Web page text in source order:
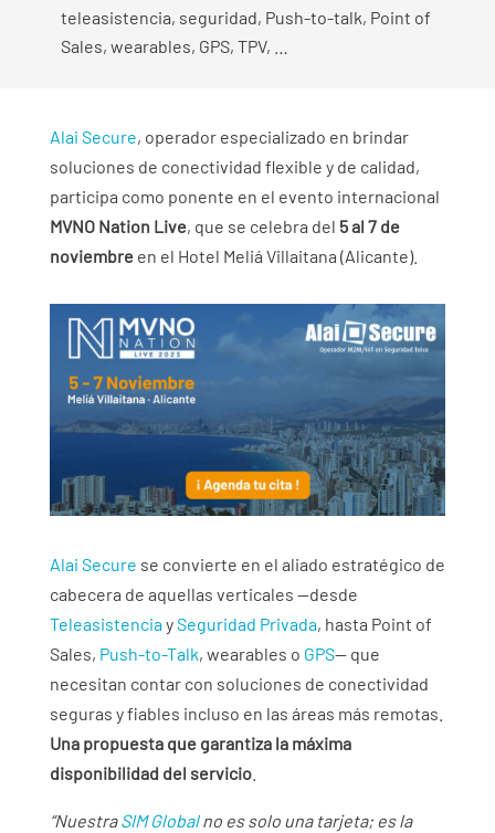
teleasistencia, seguridad, Push-to-talk, Point of
Sales, wearables, GPS, TPV, …
Alai Secure, operador especializado en brindar
soluciones de conectividad flexible y de calidad,
participa como ponente en el evento internacional
MVNO Nation Live, que se celebra del 5 al 7 de
noviembreen el Hotel Meliá Villaitana (Alicante).
Alai Secure se convierte en el aliado estratégico de
cabecera de aquellas verticales —desde
TeleasistenciaySeguridad Privada, hasta Point of
Sales, Push-to-Talk, wearables o GPS— que
necesitan contar con soluciones de conectividad
seguras y fiables incluso en las áreas más remotas.
Una propuesta que garantiza la máxima
disponibilidad del servicio.
“NuestraSIM Globalno es solo una tarjeta; es la